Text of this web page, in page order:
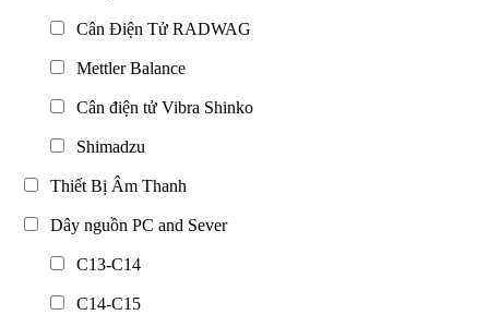
Cân Điện Tử RADWAG
Mettler Balance
Cân điện tử Vibra Shinko
Shimadzu
Thiết Bị Âm Thanh
Dây nguồn PC and Sever
C13-C14
C14-C15